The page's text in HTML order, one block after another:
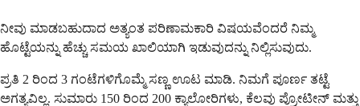
ನೀವು ಮಾಡಬಹುದಾದ ಅತ್ಯಂತ ಪರಿಣಾಮಕಾರಿ ವಿಷಯವೆಂದರೆ ನಿಮ್ಮ
ಹೊಟ್ಟೆಯನ್ನು ಹೆಚ್ಚು ಸಮಯ ಖಾಲಿಯಾಗಿ ಇಡುವುದನ್ನು ನಿಲ್ಲಿಸುವುದು.
ಪ್ರತಿ 2 ರಿಂದ 3 ಗಂಟೆಗಳಿಗೊಮ್ಮೆ ಸಣ್ಣ ಊಟ ಮಾಡಿ. ನಿಮಗೆ ಪೂರ್ಣ ತಟ್ಟೆ
ಅಗತ್ಯವಿಲ್ಲ. ಸುಮಾರು 150 ರಿಂದ 200 ಕ್ಯಾಲೋರಿಗಳು, ಕೆಲವು ಪ್ರೋಟೀನ್ ಮತ್ತು